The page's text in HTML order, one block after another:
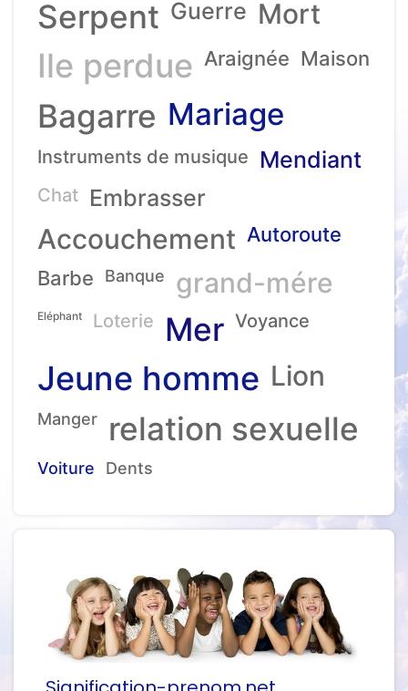
Serpent Guerre Mort
Ile perdue Araignée Maison
Bagarre Mariage
Instruments de musique Mendiant
Chat Embrasser
Accouchement Autoroute
Barbe
Banque grand-mére
Eléphant Loterie Mer Voyance
Jeune homme Lion
Manger relation sexuelle
Voiture Dents